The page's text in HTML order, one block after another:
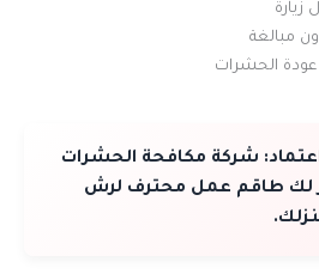
زيارة
مبالغة
عودة الحشرات
شركة مكافحة الحشرات
لك طاقم عمل محترف لرش